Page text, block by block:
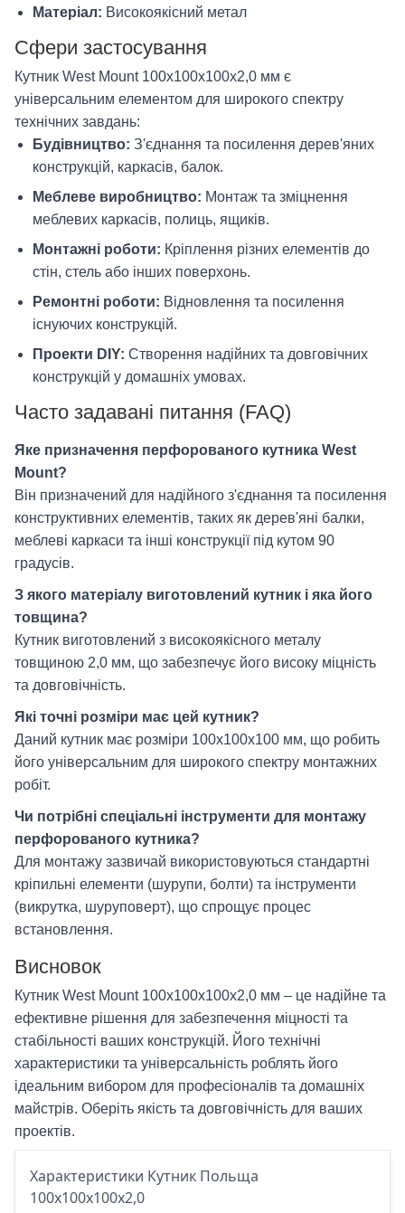
Матеріал: Високоякісний метал
Сфери застосування
Кутник West Mount 100х100х100х2,0 мм є
універсальним елементом для широкого спектру
технічних завдань:
Будівництво: З'єднання та посилення дерев'яних
конструкцій, каркасів, балок.
Меблеве виробництво: Монтаж та зміцнення
меблевих каркасів, полиць, ящиків.
Монтажні роботи: Кріплення різних елементів до
стін, стель або інших поверхонь.
Ремонтні роботи: Відновлення та посилення
існуючих конструкцій.
Проекти DIY: Створення надійних та довговічних
конструкцій у домашніх умовах.
Часто задавані питання (FAQ)
Яке призначення перфорованого кутника West
Mount?
Він призначений для надійного з'єднання та посилення
конструктивних елементів, таких як дерев'яні балки,
меблеві каркаси та інші конструкції під кутом 90
градусів.
З якого матеріалу виготовлений кутник і яка його
товщина?
Кутник виготовлений з високоякісного металу
товщиною 2,0 мм, що забезпечує його високу міцність
та довговічність.
Які точні розміри має цей кутник?
Даний кутник має розміри 100x100x100 мм, що робить
його універсальним для широкого спектру монтажних
робіт.
Чи потрібні спеціальні інструменти для монтажу
перфорованого кутника?
Для монтажу зазвичай використовуються стандартні
кріпильні елементи (шурупи, болти) та інструменти
(викрутка, шуруповерт), що спрощує процес
встановлення.
Висновок
Кутник West Mount 100х100х100х2,0 мм – це надійне та
ефективне рішення для забезпечення міцності та
стабільності ваших конструкцій. Його технічні
характеристики та універсальність роблять його
ідеальним вибором для професіоналів та домашніх
майстрів. Оберіть якість та довговічність для ваших
проектів.
Характеристики Кутник Польща
100х100х100х2,0